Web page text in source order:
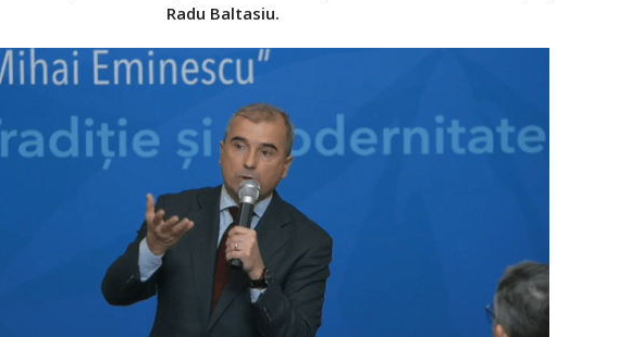
Radu Baltasiu.